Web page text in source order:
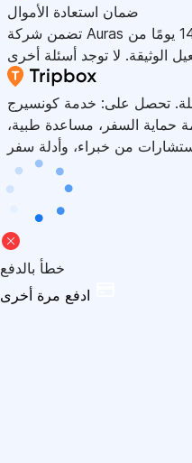
ضمان استعادة الأموال
تضمن شركة Auras للتأمين استرداد من المبلغ خلال 14 يومًا من
تحصل على: خدمة كونسيرج
الساعة 24/7، حزمة حماية السفر، مساعدة طبية،
خطأ بالدفع